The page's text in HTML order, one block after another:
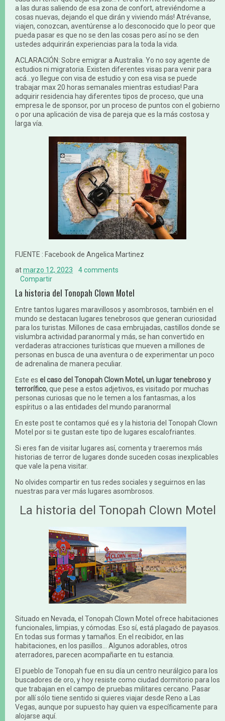
a las duras saliendo de esa zona de confort, atreviéndome a
cosas nuevas, dejando el que dirán y viviendo más! Atrévanse,
viajen, conozcan, aventúrense a lo desconocido que lo peor que
pueda pasar es que no se den las cosas pero así no se den
ustedes adquirirán experiencias para la toda la vida.
ACLARACIÓN: Sobre emigrar a Australia. Yo no soy agente de
estudios ni migratoria. Existen diferentes visas para venir para
acá...yo llegue con visa de estudio y con esa visa se puede
trabajar max 20 horas semanales mientras estudias! Para
adquirir residencia hay diferentes tipos de proceso, que una
empresa le de sponsor, por un proceso de puntos con el gobierno
o por una aplicación de visa de pareja que es la más costosa y
larga vía.
FUENTE : Facebook de Angelica Martinez
atmarzo 12, 2023
4 comments
Compartir
La historia del Tonopah Clown Motel
Entre tantos lugares maravillosos y asombrosos, también en el
mundo se destacan lugares tenebrosos que generan curiosidad
para los turistas. Millones de casa embrujadas, castillos donde se
vislumbra actividad paranormal y más, se han convertido en
verdaderas atracciones turísticas que mueven a millones de
personas en busca de una aventura o de experimentar un poco
de adrenalina de manera peculiar.
Este es el caso del Tonopah Clown Motel, un lugar tenebroso y
terrorífico, que pese a estos adjetivos, es visitado por muchas
personas curiosas que no le temen a los fantasmas, a los
espíritus o a las entidades del mundo paranormal
En este post te contamos qué es y la historia del Tonopah Clown
Motel por si te gustan este tipo de lugares escalofriantes.
Si eres fan de visitar lugares así, comenta y traeremos más
historias de terror de lugares donde suceden cosas inexplicables
que vale la pena visitar.
No olvides compartir en tus redes sociales y seguirnos en las
nuestras para ver más lugares asombrosos.
La historia del Tonopah Clown Motel
Situado en Nevada, el Tonopah Clown Motel ofrece habitaciones
funcionales, limpias, y cómodas. Eso sí, está plagado de payasos.
En todas sus formas y tamaños. En el recibidor, en las
habitaciones, en los pasillos… Algunos adorables, otros
aterradores, parecen acompañarte en tu estancia.
El pueblo de Tonopah fue en su día un centro neurálgico para los
buscadores de oro, y hoy resiste como ciudad dormitorio para los
que trabajan en el campo de pruebas militares cercano. Pasar
por allí sólo tiene sentido si quieres viajar desde Reno a Las
Vegas, aunque por supuesto hay quien va específicamente para
alojarse aquí.